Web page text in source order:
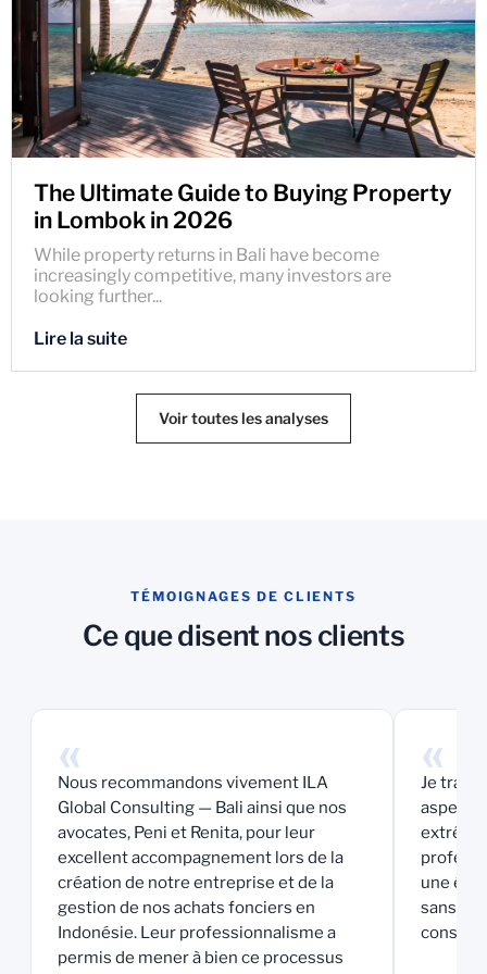
The Ultimate Guide to Buying Property
in Lombok in 2026
While property returns in Bali have become
increasingly competitive, many investors are
looking further...
Lire la suite
Voir toutes les analyses
TÉMOIGNAGES DE CLIENTS
Ce que disent nos clients
«
Nous recommandons vivement ILA
Global Consulting — Bali ainsi que nos
avocates, Peni et Renita, pour leur
excellent accompagnement lors de la
création de notre entreprise et de la
gestion de nos achats fonciers en
Indonésie. Leur professionnalisme a
permis de mener à bien ce processus
«
Je
aspects
une
sans
conseil